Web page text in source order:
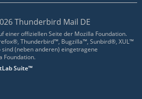
Thunderbird Mail DE
einer offiziellen Seite der Mozilla Foundation.
Thunderbird™, Bugzilla™, Sunbird®, XUL™
(neben anderen) eingetragene
Foundation.
Suite™